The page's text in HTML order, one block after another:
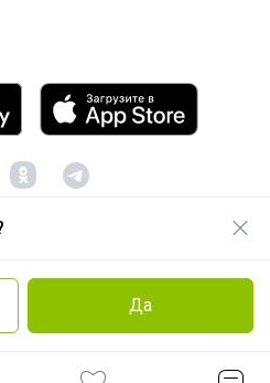
Да
2012 -2026
пользователя